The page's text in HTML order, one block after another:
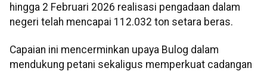
hingga 2 Februari 2026 realisasi pengadaan dalam
negeri telah mencapai 112.032 ton setara beras.
Capaian ini mencerminkan upaya Bulog dalam
mendukung petani sekaligus memperkuat cadangan